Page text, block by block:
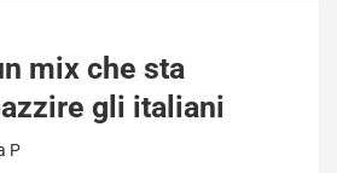
mix che sta
gli italiani
P